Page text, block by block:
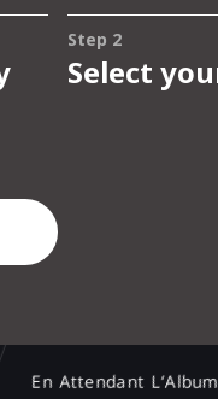
En Attendant L’Album